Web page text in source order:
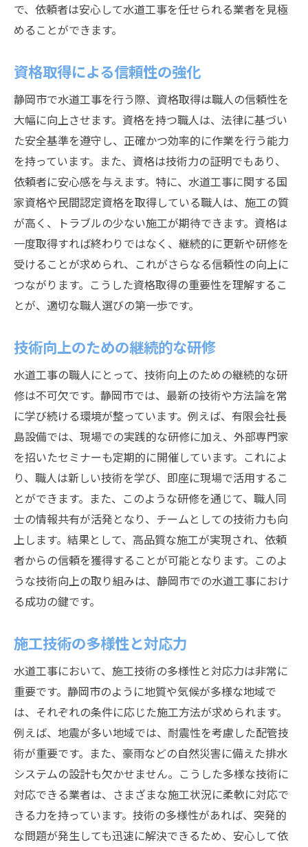
で、依頼者は安心して水道工事を任せられる業者を見極
めることができます。
資格取得による信頼性の強化
静岡市で水道工事を行う際、資格取得は職人の信頼性を
大幅に向上させます。資格を持つ職人は、法律に基づい
た安全基準を遵守し、正確かつ効率的に作業を行う能力
を持っています。また、資格は技術力の証明でもあり、
依頼者に安心感を与えます。特に、水道工事に関する国
家資格や民間認定資格を取得している職人は、施工の質
が高く、トラブルの少ない施工が期待できます。資格は
一度取得すれば終わりではなく、継続的に更新や研修を
受けることが求められ、これがさらなる信頼性の向上に
つながります。こうした資格取得の重要性を理解するこ
とが、適切な職人選びの第一歩です。
技術向上のための継続的な研修
水道工事の職人にとって、技術向上のための継続的な研
修は不可欠です。静岡市では、最新の技術や方法論を常
に学び続ける環境が整っています。例えば、有限会社長
島設備では、現場での実践的な研修に加え、外部専門家
を招いたセミナーも定期的に開催しています。これによ
り、職人は新しい技術を学び、即座に現場で活用するこ
とができます。また、このような研修を通じて、職人同
士の情報共有が活発となり、チームとしての技術力も向
上します。結果として、高品質な施工が実現され、依頼
者からの信頼を獲得することが可能となります。このよ
うな技術向上の取り組みは、静岡市での水道工事におけ
る成功の鍵です。
施工技術の多様性と対応力
水道工事において、施工技術の多様性と対応力は非常に
重要です。静岡市のように地質や気候が多様な地域で
は、それぞれの条件に応じた施工方法が求められます。
例えば、地震が多い地域では、耐震性を考慮した配管技
術が重要です。また、豪雨などの自然災害に備えた排水
システムの設計も欠かせません。こうした多様な技術に
対応できる業者は、さまざまな施工状況に柔軟に対応で
きる力を持っています。技術の多様性があれば、突発的
な問題が発生しても迅速に解決できるため、安心して依